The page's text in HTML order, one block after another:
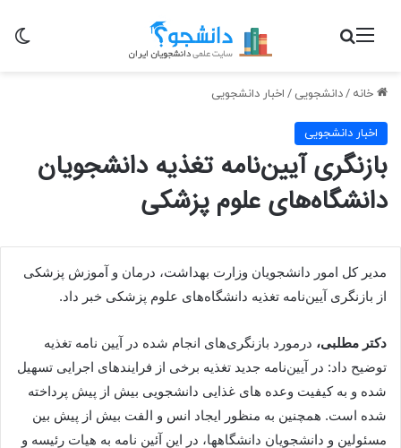
منو جستجو برای
خانه /دانشجویی / اخبار دانشجویی
اخبار دانشجویی
بازنگری آیین‌نامه تغذیه دانشجویان
دانشگاه‌های علوم پزشکی
مدیر کل امور دانشجویان وزارت بهداشت، درمان و آموزش پزشکی
از بازنگری آیین‌نامه تغذیه دانشگاه‌های علوم پزشکی خبر داد.
دکتر مطلبی، درمورد بازنگری‌های انجام شده در آیین نامه تغذیه
توضیح داد: در آیین‌نامه جدید تغذیه برخی از فرایندهای اجرایی تسهیل
شده و به کیفیت وعده های غذایی دانشجویی بیش از پیش پرداخته
شده است. همچنین به منظور ایجاد انس و الفت بیش از پیش بین
مسئولین و دانشجویان دانشگاهها، در این آئین نامه به هیات رئیسه و